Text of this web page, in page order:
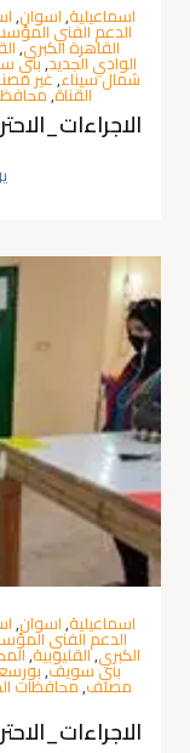
اسماعيلية,اسوان,
الدعم الفني
القاهرة الكبري,
الوادي الجديد,بني
شمال سيناء,غير
القناة,
اسماعيلية,اسوان,
الدعم الفني
الكبري,القليوبية,
بني سويف,
مصنف,محافظات